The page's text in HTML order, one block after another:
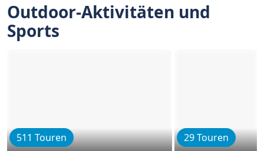
Outdoor-Aktivitäten und
Sports
511 Touren 29 Touren